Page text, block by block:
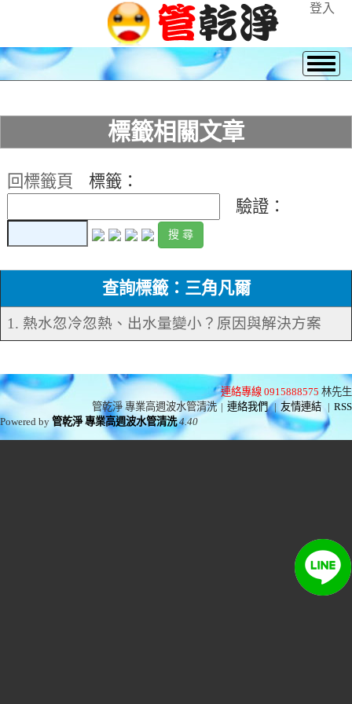
登入
標籤相關文章
回標籤頁
標籤：
驗證：
查詢標籤：三角凡爾
1. 熱水忽冷忽熱、出水量變小？原因與解決方案
連絡專線 0915888575 林先生
管乾淨 專業高週波水管清洗 | 連絡我們 | 友情連結 | RSS
Powered by管乾淨 專業高週波水管清洗 4.40